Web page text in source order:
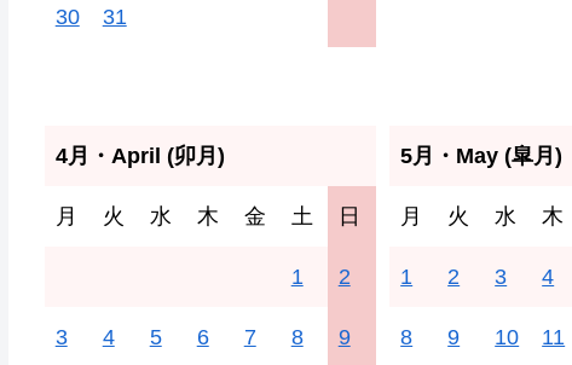
30 31
4月・April (卯月)
月 火 水 木 金 土 日
1 2
3 4 5 6 7 8 9
5月・May (皐月)
月 火 水 木
1 2 3 4
8 9 10 11